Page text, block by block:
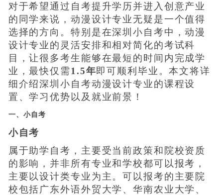
对于希望通过自考提升学历并进入创意产业
的同学来说，动漫设计专业无疑是一个值得
选择的方向。特别是在深圳小自考中，动漫
设计专业的灵活安排和相对简化的考试科
目，让很多考生能够在最短的时间内完成学
业，最快仅需1.5年即可顺利毕业。本文将详
细介绍深圳小自考动漫设计专业的课程设
置、学习优势以及就业前景！
一、小自考
小自考
属于助学自考，主要受当前政策和院校资质
的影响，并非所有专业和学校都可以报考，
主要以设计类专业为主。可以报考的主要院
校包括广东外语外贸大学、华南农业大学、